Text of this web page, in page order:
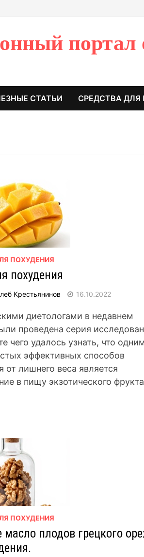
портал
СТАТЬИ СРЕДСТВА ДЛЯ
ПОХУДЕНИЯ
похудения
Крестьянинов 16.10.2022
диетологами в недавнем
проведена серия
чего удалось узнать, что
эффективных способов
от лишнего веса является
в пищу экзотического
ПОХУДЕНИЯ
масло плодов грецкого